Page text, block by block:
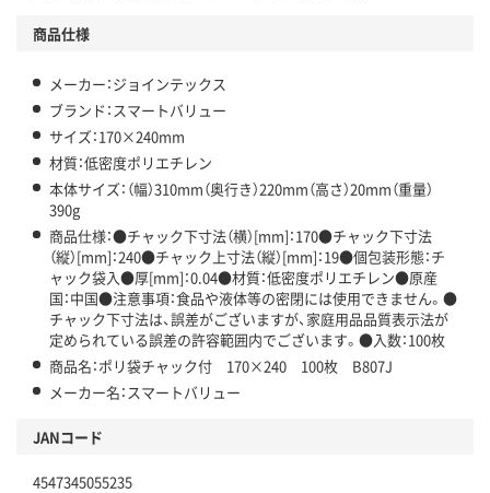
商品仕様
メーカー：ジョインテックス
ブランド：スマートバリュー
サイズ：170×240mm
材質：低密度ポリエチレン
本体サイズ：（幅）310mm（奥行き）220mm（高さ）20mm（重量）
390g
商品仕様：●チャック下寸法（横）[mm]：170●チャック下寸法
（縦）[mm]：240●チャック上寸法（縦）[mm]：19●個包装形態：チ
ャック袋入●厚[mm]：0.04●材質：低密度ポリエチレン●原産
国：中国●注意事項：食品や液体等の密閉には使用できません。●
チャック下寸法は、誤差がございますが、家庭用品品質表示法が
定められている誤差の許容範囲内でございます。●入数：100枚
商品名：ポリ袋チャック付 170×240 100枚 B807J
メーカー名：スマートバリュー
JANコード
4547345055235